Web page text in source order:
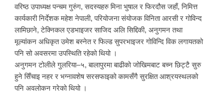
वरिष्ठ उपाध्यक्ष पन्चम गुरुंग, सदस्यहरु मिना भुषाल र फिरदौस जहाँ, निमित्त
कार्यकारी निर्देशक महेश नेपाली, परियोजना संयोजक विनिता आरसी र गोविन्द
लामिछाने, टेक्निकल एडभाइजर साजिद अलि सिद्दिकी, अनुगमन तथा
मूल्यांकन अधिकृत उमेश बस्नेत र फिल्ड सुपरभाइजर गोविन्दि विक लगायतको
पनि सो अवसरमा उपस्थिति रहेको थियो ।
अनुगमन टोलीले गुलरिया–५, बालापुरमा बाढीको जोखिमबाट बच्न छिट्टै सुरु
हुने सिँचाइ नहर र भग्नावशेष सरसफाइको कामसँगै सुरक्षित आश्रयस्थलको
पनि अवलोकन गरेको थियो ।